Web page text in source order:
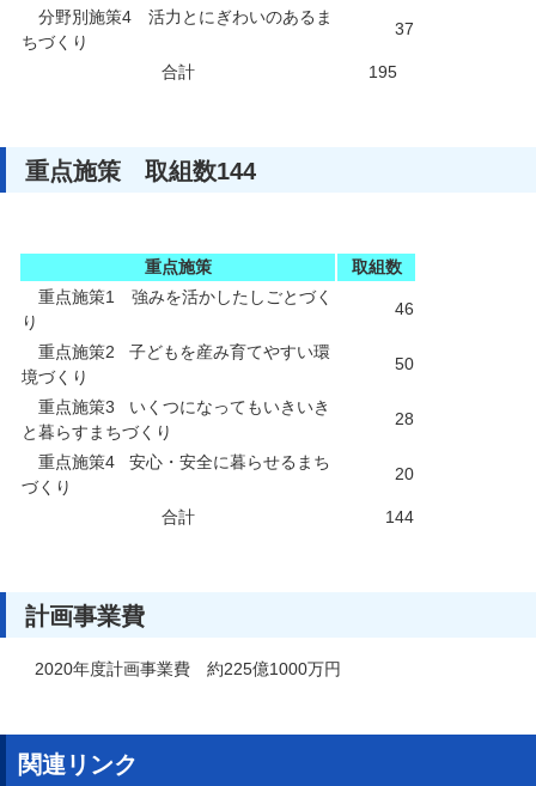
分野別施策4 活力とにぎわいのあるま
ちづくり
37
合計 195
重点施策 取組数144
重点施策
取組数
重点施策1 強みを活かしたしごとづく
り
46
重点施策2 子どもを産み育てやすい環
境づくり
50
重点施策3 いくつになってもいきいき
と暮らすまちづくり
28
重点施策4 安心・安全に暮らせるまち
づくり
20
合計 144
計画事業費
2020年度計画事業費 約225億1000万円
関連リンク